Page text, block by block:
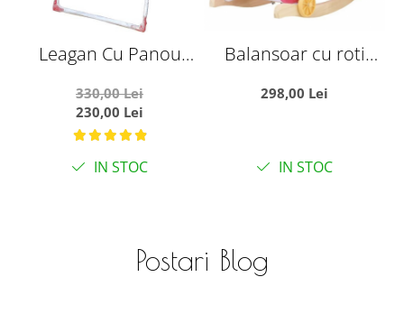
Leagan Cu Panou
Ratusca rosu
330,00 Lei
230,00 Lei
IN STOC
Balansoar cu roti
298,00 Lei
IN STOC
Postari Blog